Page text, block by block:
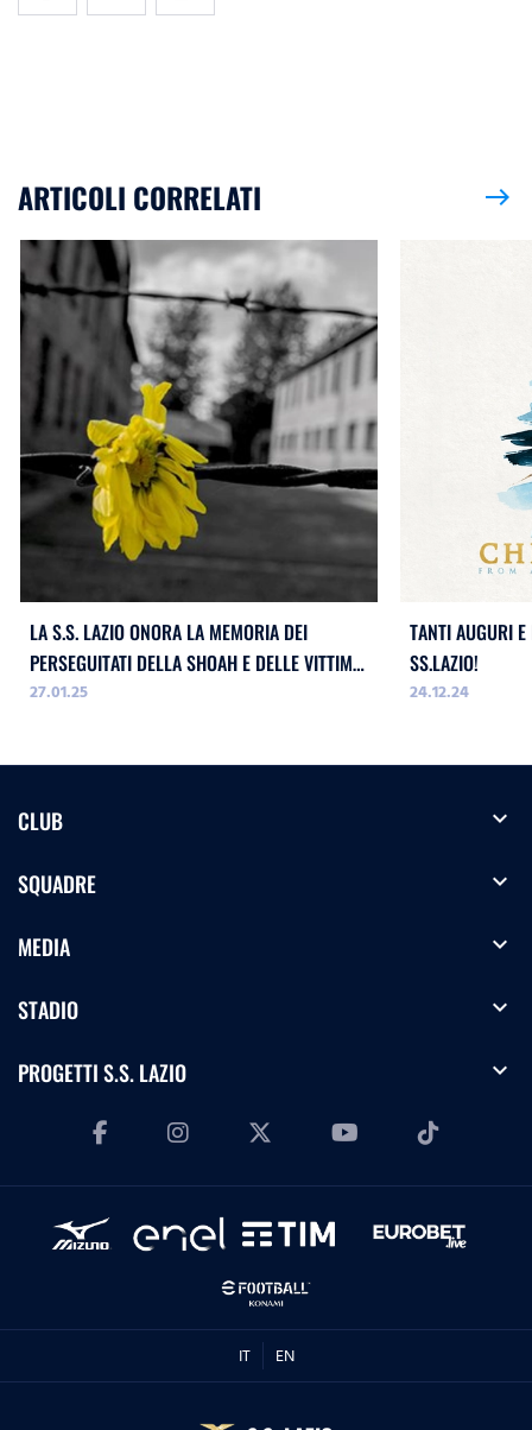
ARTICOLI CORRELATI east
LA S.S. LAZIO ONORA LA MEMORIA DEI
PERSEGUITATI DELLA SHOAH E DELLE VITTIME
DELL`ODIO
27.01.25
TANTI AUGURI
SS.LAZIO!
24.12.24
CLUB expand_more
SQUADRE expand_more
MEDIA expand_more
STADIO expand_more
PROGETTI S.S. LAZIO expand_more
IT EN